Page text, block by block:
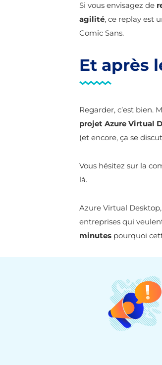
Si vous envisagez de
agilité, ce replay est
Comic Sans.
Et après
Regarder, c’est bien.
projet Azure Virtual
(et encore, ça se
Vous hésitez sur la
là.
Azure Virtual Desktop,
entreprises qui
minutes pourquoi